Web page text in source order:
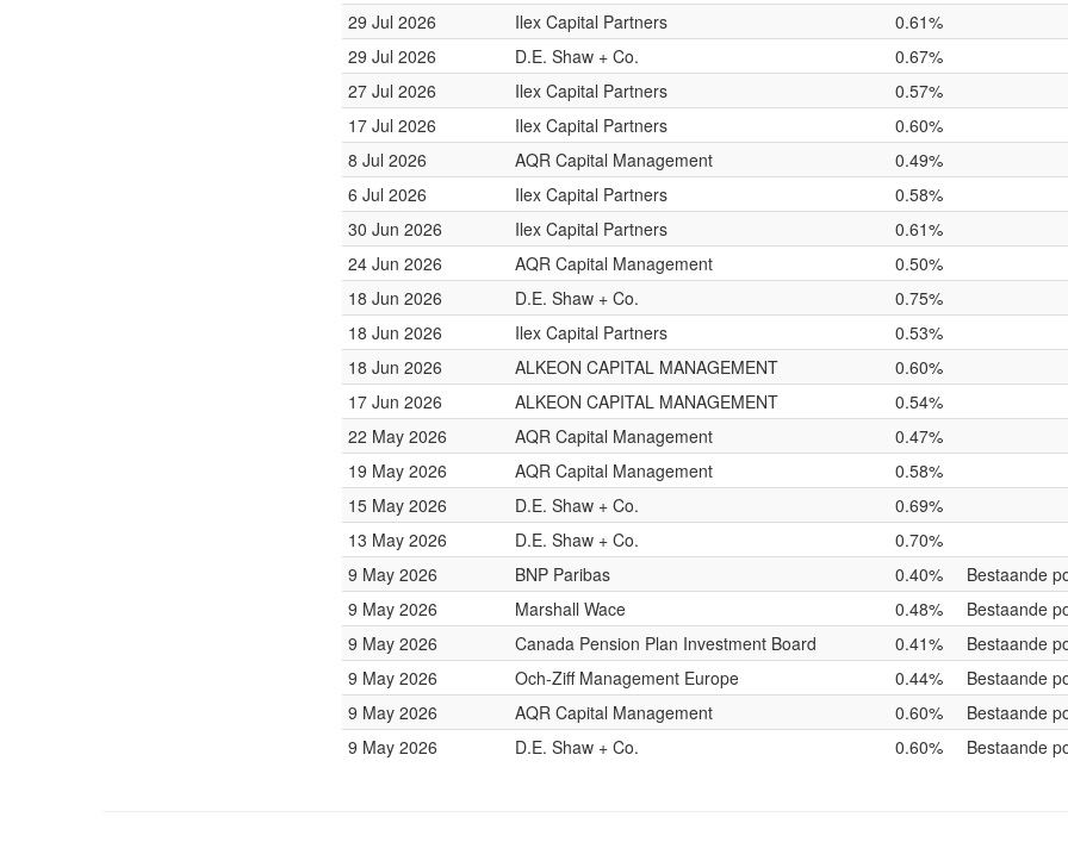
29 Jul 2026
Ilex Capital Partners
0.61%
29 Jul 2026
D.E. Shaw + Co.
0.67%
27 Jul 2026
Ilex Capital Partners
0.57%
17 Jul 2026
Ilex Capital Partners
0.60%
8 Jul 2026
AQR Capital Management
0.49%
6 Jul 2026
Ilex Capital Partners
0.58%
30 Jun 2026
Ilex Capital Partners
0.61%
24 Jun 2026
AQR Capital Management
0.50%
18 Jun 2026
D.E. Shaw + Co.
0.75%
18 Jun 2026
Ilex Capital Partners
0.53%
18 Jun 2026
ALKEON CAPITAL MANAGEMENT
0.60%
17 Jun 2026
ALKEON CAPITAL MANAGEMENT
0.54%
22 May 2026
AQR Capital Management
0.47%
19 May 2026
AQR Capital Management
0.58%
15 May 2026
D.E. Shaw + Co.
0.69%
13 May 2026
D.E. Shaw + Co.
0.70%
9 May 2026
BNP Paribas 0.40%
Bestaande
9 May 2026
Marshall Wace 0.48%
Bestaande
9 May 2026
Canada Pension Plan Investment Board 0.41%
Bestaande
9 May 2026
Och-Ziff Management Europe 0.44%
Bestaande
9 May 2026
AQR Capital Management 0.60%
Bestaande
9 May 2026
D.E. Shaw + Co. 0.60% Bestaande